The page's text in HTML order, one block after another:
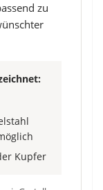
zu
Kupfer